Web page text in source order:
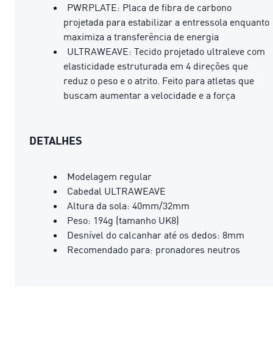
PWRPLATE: Placa de fibra de carbono
projetada para estabilizar a entressola enquanto
maximiza a transferência de energia
ULTRAWEAVE: Tecido projetado ultraleve com
elasticidade estruturada em 4 direções que
reduz o peso e o atrito. Feito para atletas que
buscam aumentar a velocidade e a força
DETALHES
Modelagem regular
Cabedal ULTRAWEAVE
Altura da sola: 40mm/32mm​
Peso: 194g (tamanho UK8)​
Desnível do calcanhar até os dedos: 8mm​
Recomendado para: pronadores neutros